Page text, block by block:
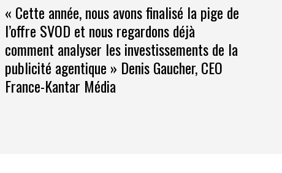
« Cette année, nous avons finalisé la pige de
l’offre SVOD et nous regardons déjà
comment analyser les investissements de la
publicité agentique » Denis Gaucher, CEO
France-Kantar Média